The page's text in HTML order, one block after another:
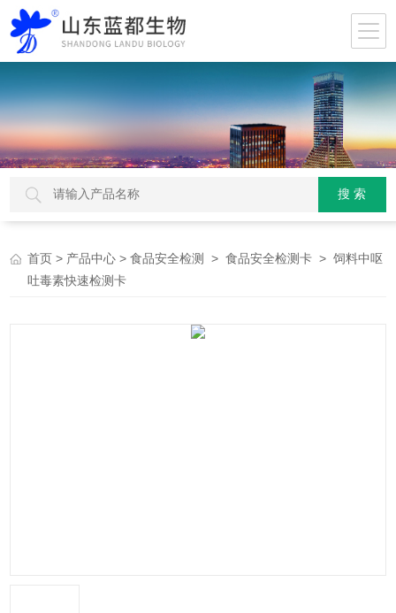
首页 > 产品中心 >食品安全检测 >食品安全检测卡 > 饲料中呕
吐毒素快速检测卡